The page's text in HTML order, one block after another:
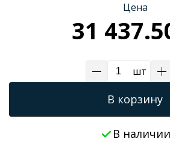
Цена
31
шт
В корзину
В наличии